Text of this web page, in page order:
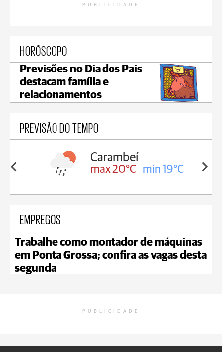
PUBLICIDADE
HORÓSCOPO
Previsões no Dia dos Pais
destacam família e
relacionamentos
PREVISÃO DO TEMPO
19°C
Carambeí
max 20°C min 19°C
EMPREGOS
Trabalhe como montador de máquinas
em Ponta Grossa; confira as vagas desta
segunda
PUBLICIDADE